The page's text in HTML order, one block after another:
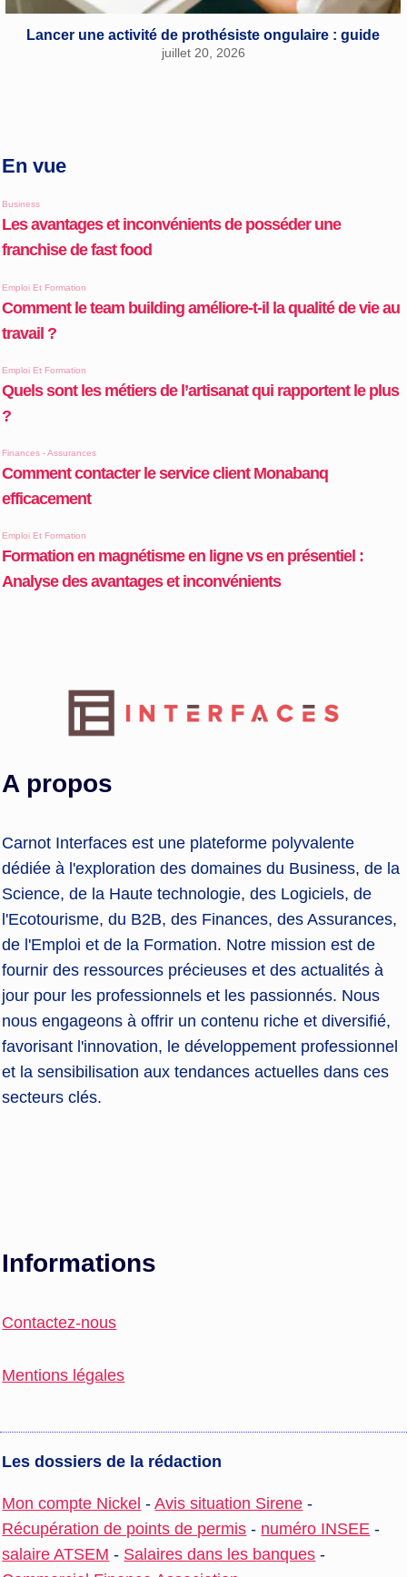
Lancer une activité de prothésiste ongulaire : guide
juillet 20, 2026
En vue
A propos
Carnot Interfaces est une plateforme polyvalente
dédiée à l'exploration des domaines du Business, de la
Science, de la Haute technologie, des Logiciels, de
l'Ecotourisme, du B2B, des Finances, des Assurances,
de l'Emploi et de la Formation. Notre mission est de
fournir des ressources précieuses et des actualités à
jour pour les professionnels et les passionnés. Nous
nous engageons à offrir un contenu riche et diversifié,
favorisant l'innovation, le développement professionnel
et la sensibilisation aux tendances actuelles dans ces
secteurs clés.
Informations
Contactez-nous
Mentions légales
Les dossiers de la rédaction
Mon compte Nickel -Avis situation Sirene -
Récupération de points de permis - numéro INSEE -
salaire ATSEM - Salaires dans les banques -